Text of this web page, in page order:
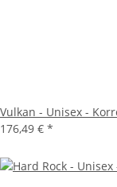
Vulkan - Unisex -
176,49 € *